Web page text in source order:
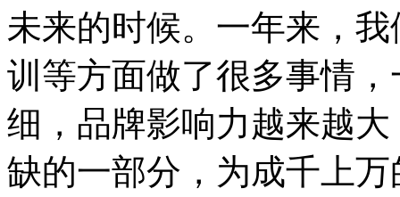
未来的时候。一年来，
训等方面做了很多事情
细，品牌影响力越来越
缺的一部分，为成千上